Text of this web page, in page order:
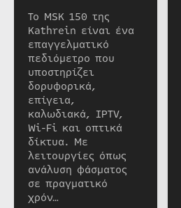
Το MSK 150 της
Kathrein είναι ένα
επαγγελματικό
πεδιόμετρο που
υποστηρίζει
δορυφορικά,
επίγεια,
καλωδιακά, IPTV,
Wi-Fi και οπτικά
δίκτυα. Με
λειτουργίες όπως
ανάλυση φάσματος
σε πραγματικό
χρόν…